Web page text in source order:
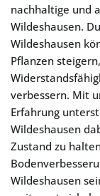
nachhaltige und
Wildeshausen.
Wildeshausen
Pflanzen
verbessern. Mit
Erfahrung
Wildeshausen
Zustand zu
Wildeshausen